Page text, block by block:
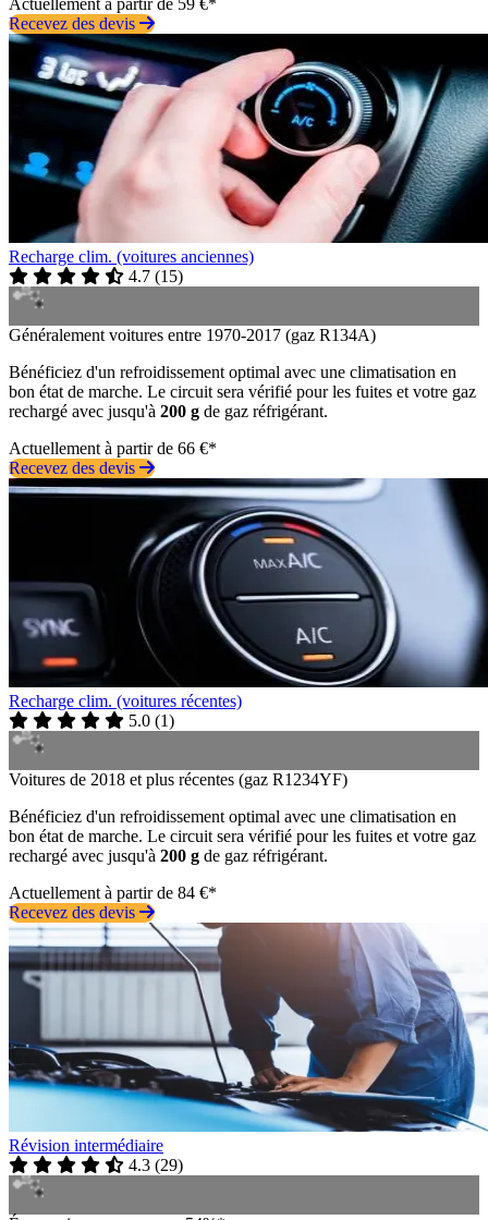
Recevez des devis
Recharge clim. (voitures anciennes)
4.7 (15)
Généralement voitures entre 1970-2017 (gaz R134A)
Bénéficiez d'un refroidissement optimal avec une climatisation en
bon état de marche. Le circuit sera vérifié pour les fuites et votre gaz
rechargé avec jusqu'à 200 g de gaz réfrigérant.
Actuellement à partir de 66 €*
Recevez des devis
Recharge clim. (voitures récentes)
5.0 (1)
Voitures de 2018 et plus récentes (gaz R1234YF)
Bénéficiez d'un refroidissement optimal avec une climatisation en
bon état de marche. Le circuit sera vérifié pour les fuites et votre gaz
rechargé avec jusqu'à 200 g de gaz réfrigérant.
Actuellement à partir de 84 €*
Recevez des devis
Révision intermédiaire
4.3 (29)